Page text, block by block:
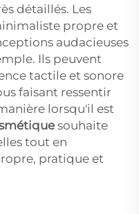
détaillés. Les
propre et
audacieuses
Ils peuvent
tactile et sonore
faisant ressentir
lorsqu'il est
souhaite
tout en
pratique et